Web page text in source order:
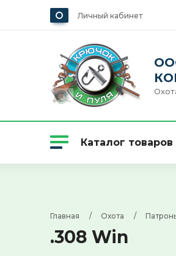
Личный кабинет
Каталог товаров
Охота
Одежда и обувь
Главная
     /
Охота
     /
.308 Win